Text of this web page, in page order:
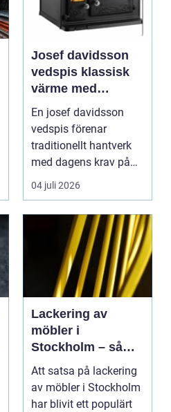
Josef davidsson
vedspis klassisk
värme med
modern funktion
En josef davidsson
vedspis förenar
traditionellt hantverk
med dagens krav på
effektiv, trygg och mil...
04 juli 2026
Lackering av
möbler i
Stockholm – så
förnyar du hemmet
med professionell
möbellackering
Att satsa på lackering
av möbler i Stockholm
har blivit ett populärt